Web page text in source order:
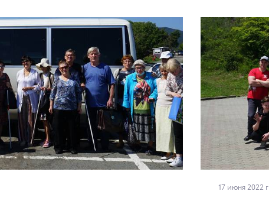
17 июня 2022 г.